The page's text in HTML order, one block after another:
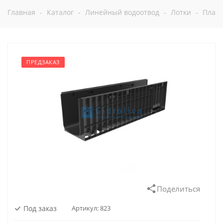
Главная - Каталог - Линейный водоотвод - Лотки -
ПРЕДЗАКАЗ
Поделиться
Под заказ Артикул:823